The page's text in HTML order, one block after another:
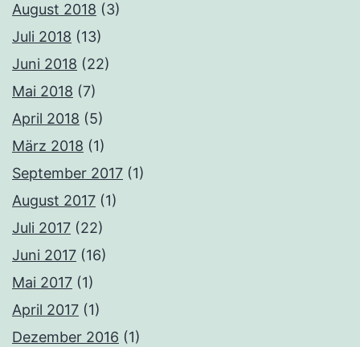
August 2018 (3)
Juli 2018 (13)
Juni 2018 (22)
Mai 2018 (7)
April 2018 (5)
März 2018 (1)
September 2017 (1)
August 2017 (1)
Juli 2017 (22)
Juni 2017 (16)
Mai 2017 (1)
April 2017 (1)
Dezember 2016 (1)